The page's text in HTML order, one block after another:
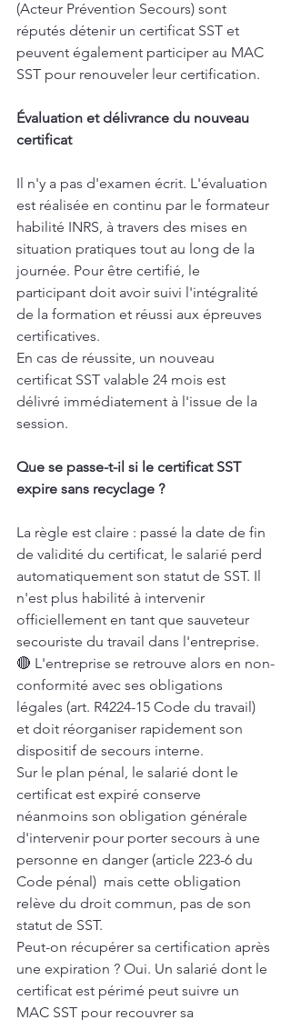
(Acteur Prévention Secours) sont
réputés détenir un certificat SST et
peuvent également participer au MAC
SST pour renouveler leur certification.
Évaluation et délivrance du nouveau
certificat
Il n'y a pas d'examen écrit. L'évaluation
est réalisée en continu par le formateur
habilité INRS, à travers des mises en
situation pratiques tout au long de la
journée. Pour être certifié, le
participant doit avoir suivi l'intégralité
de la formation et réussi aux épreuves
certificatives.
En cas de réussite, un nouveau
certificat SST valable 24 mois est
délivré immédiatement à l'issue de la
session.
Que se passe-t-il si le certificat SST
expire sans recyclage ?
La règle est claire : passé la date de fin
de validité du certificat, le salarié perd
automatiquement son statut de SST. Il
n'est plus habilité à intervenir
officiellement en tant que sauveteur
secouriste du travail dans l'entreprise.
🔴 L'entreprise se retrouve alors en non-
conformité avec ses obligations
légales (art. R4224-15 Code du travail)
et doit réorganiser rapidement son
dispositif de secours interne.
Sur le plan pénal, le salarié dont le
certificat est expiré conserve
néanmoins son obligation générale
d'intervenir pour porter secours à une
personne en danger (article 223-6 du
Code pénal)  mais cette obligation
relève du droit commun, pas de son
statut de SST.
Peut-on récupérer sa certification après
une expiration ? Oui. Un salarié dont le
certificat est périmé peut suivre un
MAC SST pour recouvrer sa